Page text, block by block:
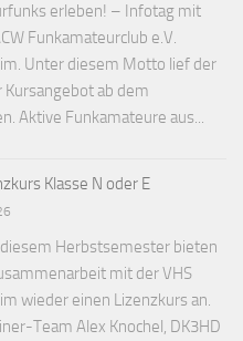
erleben! – Infotag mit
Funkamateurclub e.V.
Unter diesem Motto lief der
ab dem
Aktive Funkamateure aus...
Klasse N oder E
Herbstsemester bieten
mit der VHS
wieder einen Lizenzkurs an.
Team Alex Knochel, DK3HD